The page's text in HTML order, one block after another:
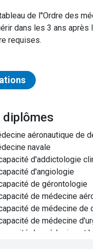
de l''Ordre des
dans les 3 ans après
requises.
diplômes
aéronautique de
navale
d'addictologie
d'angiologie
de gérontologie
de médecine
de médecine de
de médecine
de médecine et